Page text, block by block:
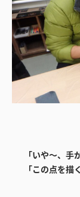
「いや～、手
「この点を描